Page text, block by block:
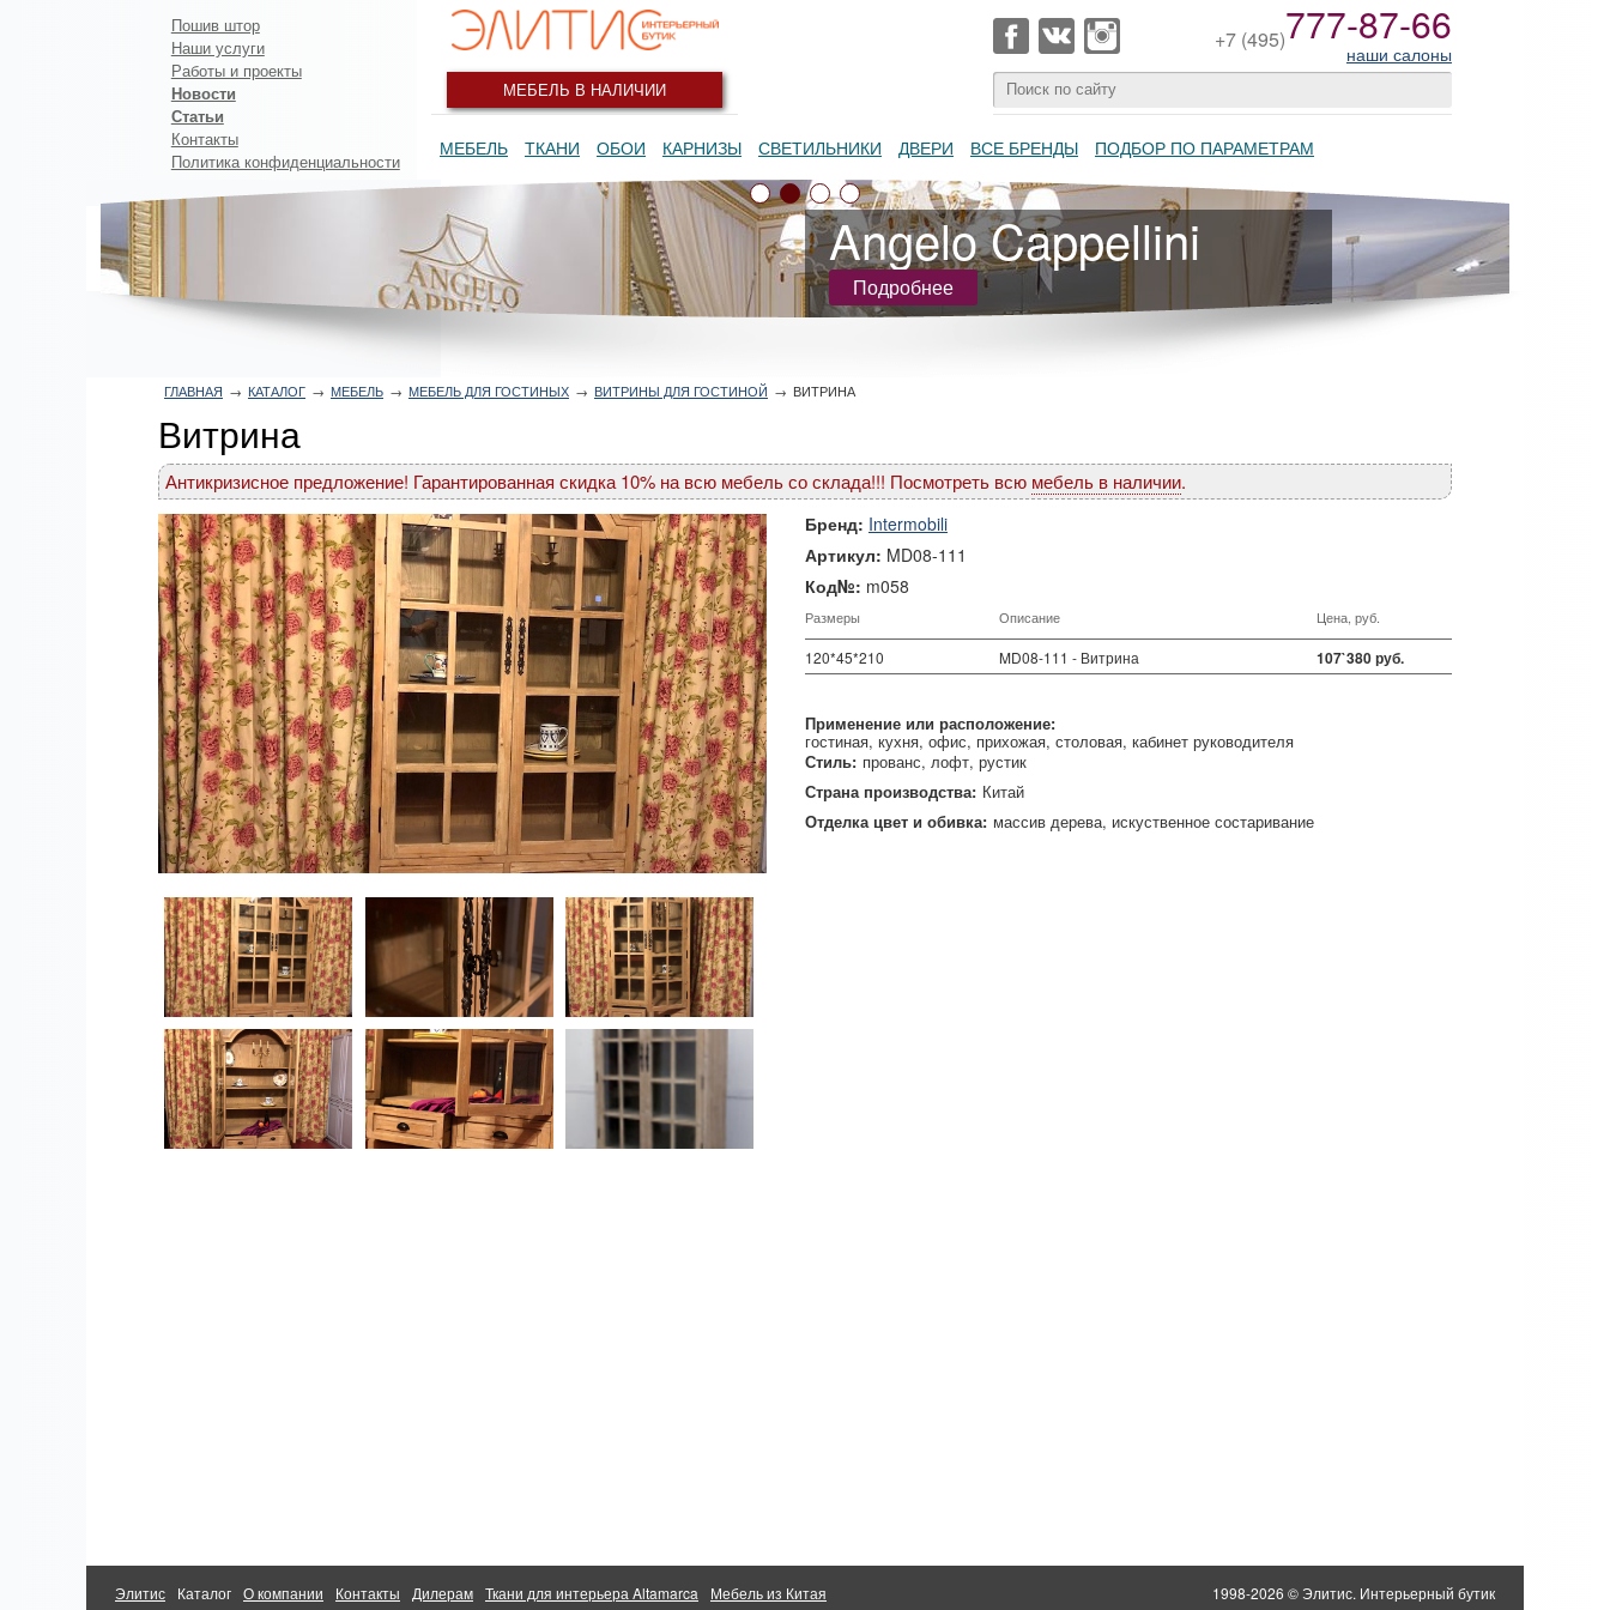
МЕБЕЛЬ В НАЛИЧИИ
+7 (495)777-87-66
наши салоны
МЕБЕЛЬ ТКАНИ ОБОИ КАРНИЗЫ СВЕТИЛЬНИКИ ДВЕРИ ВСЕ БРЕНДЫ ПОДБОР ПО ПАРАМЕТРАМ
ГЛАВНАЯ → КАТАЛОГ → МЕБЕЛЬ → МЕБЕЛЬ ДЛЯ ГОСТИНЫХ → ВИТРИНЫ ДЛЯ ГОСТИНОЙ → ВИТРИНА
Витрина
Антикризисное предложение! Гарантированная скидка 10% на всю мебель со склада!!! Посмотреть всю мебель в наличии.
Бренд: Intermobili
Артикул: MD08-111
Код№: m058
Размеры Описание Цена, руб.
120*45*210 MD08-111 - Витрина 107`380 руб.
Применение или расположение:
гостиная кухня офис прихожая столовая кабинет руководителя
Стиль: прованс лофт рустик
Страна производства: Китай
Отделка цвет и обивка: массив дерева искуственное состаривание
Элитис Каталог О компании Контакты Дилерам Ткани для интерьера Altamarca Мебель из Китая 1998-2026 © Элитис. Интерьерный бутик
Пошив штор
Наши услуги
Работы и проекты
Новости
Статьи
Контакты
Политика конфиденциальности
Angelo Cappellini
Подробнее